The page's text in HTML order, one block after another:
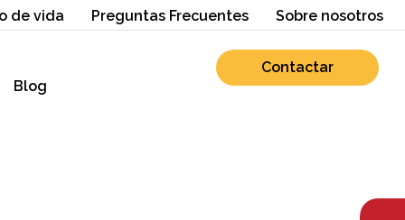
de vida Preguntas Frecuentes Sobre nosotros
Blog
Contactar